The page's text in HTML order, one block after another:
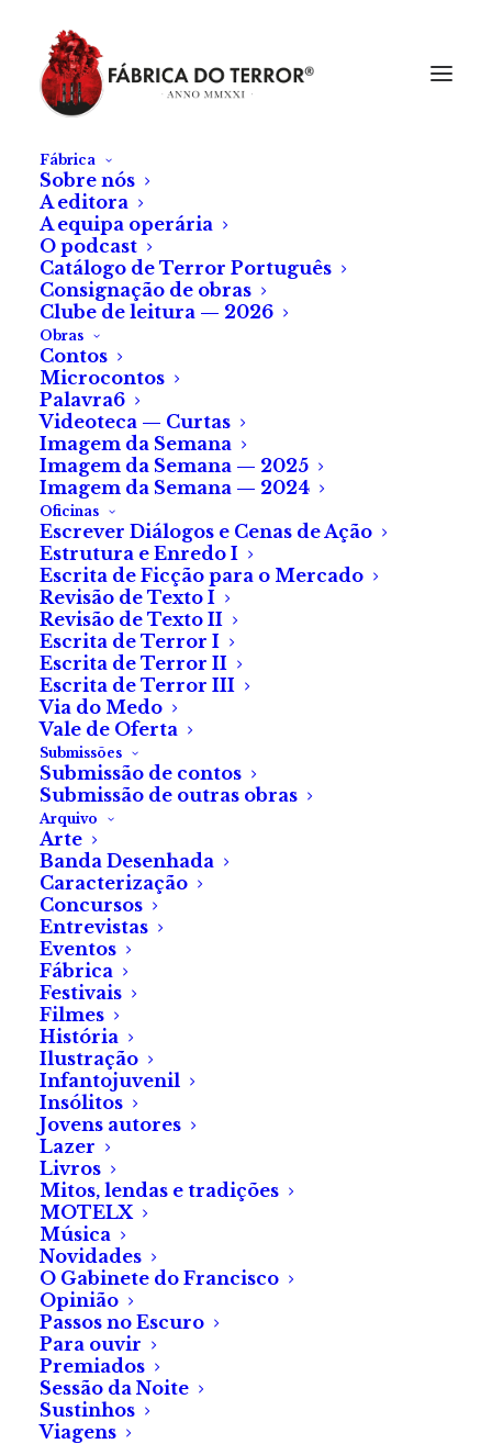
Fábrica
Sobre nós
A editora
A equipa operária
O podcast
Catálogo de Terror Português
Consignação de obras
Clube de leitura — 2026
Obras
Contos
Microcontos
Palavra6
Videoteca — Curtas
Imagem da Semana
Imagem da Semana — 2025
Imagem da Semana — 2024
Oficinas
Escrever Diálogos e Cenas de Ação
Estrutura e Enredo I
Escrita de Ficção para o Mercado
Revisão de Texto I
Revisão de Texto II
Escrita de Terror I
Escrita de Terror II
Escrita de Terror III
Via do Medo
Vale de Oferta
Submissões
Submissão de contos
Submissão de outras obras
Arquivo
Arte
Banda Desenhada
Caracterização
Concursos
Entrevistas
Eventos
Fábrica
Festivais
Filmes
História
Ilustração
Infantojuvenil
Insólitos
Jovens autores
Lazer
Livros
Mitos, lendas e tradições
MOTELX
Música
Novidades
O Gabinete do Francisco
Opinião
Passos no Escuro
Para ouvir
Premiados
Sessão da Noite
Sustinhos
Viagens
«Dilúvio» no Clube de
Cinema da Fábrica do
Terror
Dia 11 de janeiro, na
Cossoul, celebramos o
novo ano com a curta
de Eduardo Cruz.
A entrada é gratuita, sem
necessidade de inscrição
prévia, e a sessão começa às
21 h.